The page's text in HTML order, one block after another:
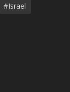
#Israel